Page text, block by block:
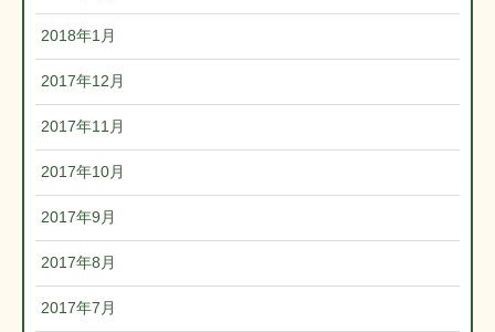
2018年1月
2017年12月
2017年11月
2017年10月
2017年9月
2017年8月
2017年7月